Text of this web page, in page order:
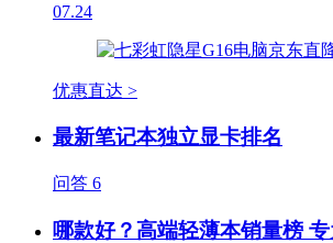
07.24
优惠直达 >
最新笔记本独立显卡排名
问答 6
哪款好？高端轻薄本销量榜